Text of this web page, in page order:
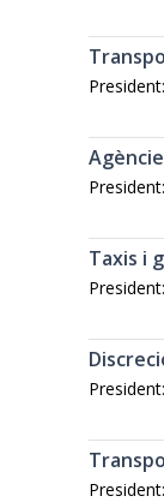
President:
President:
Taxis i
President:
President:
President: